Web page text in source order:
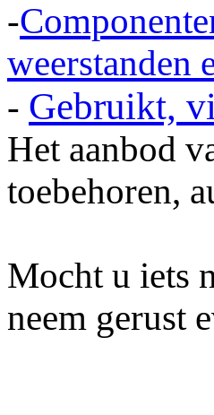
-
weerstanden
- Gebruikt,
Het aanbod
toebehoren,
Mocht u iets
neem gerust